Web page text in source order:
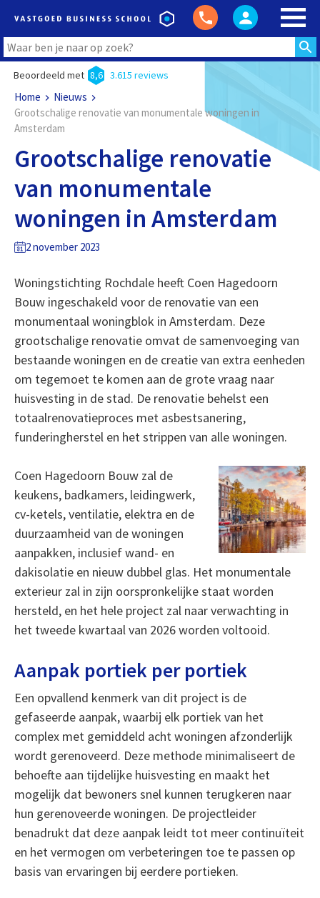
Beoordeeld met 8,6 3.615 reviews
Home
Nieuws
Grootschalige renovatie van monumentale woningen in
Amsterdam
Grootschalige renovatie
van monumentale
woningen in Amsterdam
2 november 2023
Woningstichting Rochdale heeft Coen Hagedoorn
Bouw ingeschakeld voor de renovatie van een
monumentaal woningblok in Amsterdam. Deze
grootschalige renovatie omvat de samenvoeging van
bestaande woningen en de creatie van extra eenheden
om tegemoet te komen aan de grote vraag naar
huisvesting in de stad. De renovatie behelst een
totaalrenovatieproces met asbestsanering,
funderingherstel en het strippen van alle woningen.
Coen Hagedoorn Bouw zal de
keukens, badkamers, leidingwerk,
cv-ketels, ventilatie, elektra en de
duurzaamheid van de woningen
aanpakken, inclusief wand- en
dakisolatie en nieuw dubbel glas. Het monumentale
exterieur zal in zijn oorspronkelijke staat worden
hersteld, en het hele project zal naar verwachting in
het tweede kwartaal van 2026 worden voltooid.
Aanpak portiek per portiek
Een opvallend kenmerk van dit project is de
gefaseerde aanpak, waarbij elk portiek van het
complex met gemiddeld acht woningen afzonderlijk
wordt gerenoveerd. Deze methode minimaliseert de
behoefte aan tijdelijke huisvesting en maakt het
mogelijk dat bewoners snel kunnen terugkeren naar
hun gerenoveerde woningen. De projectleider
benadrukt dat deze aanpak leidt tot meer continuïteit
en het vermogen om verbeteringen toe te passen op
basis van ervaringen bij eerdere portieken.